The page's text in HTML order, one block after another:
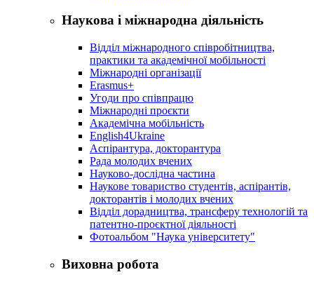
Наукова і міжнародна діяльність
Відділ міжнародного співробітництва,
практики та академічної мобільності
Міжнародні організації
Erasmus+
Угоди про співпрацю
Міжнародні проєкти
Академічна мобільність
English4Ukraine
Аспірантура, докторантура
Рада молодих вчених
Науково-дослідна частина
Наукове товариство студентів, аспірантів,
докторантів і молодих вчених
Відділ дорадництва, трансферу технологій та
патентно-проєктної діяльності
Фотоальбом "Наука університету"
Виховна робота